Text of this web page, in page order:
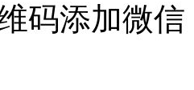
码添加微信